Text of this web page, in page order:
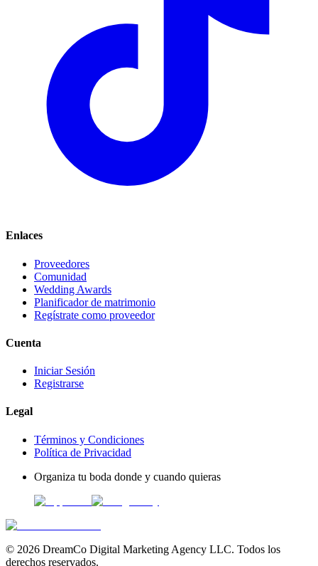
Enlaces
Proveedores
Comunidad
Wedding Awards
Planificador de matrimonio
Regístrate como proveedor
Cuenta
Iniciar Sesión
Registrarse
Legal
Términos y Condiciones
Política de Privacidad
Organiza tu boda donde y cuando quieras
© 2026 DreamCo Digital Marketing Agency LLC. Todos los
derechos reservados.